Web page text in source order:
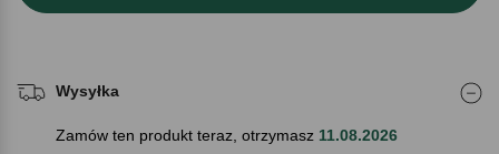
Wysyłka
Zamów ten produkt teraz, otrzymasz 11.08.2026